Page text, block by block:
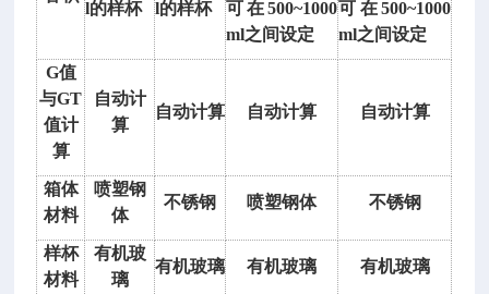
l的样杯 l的样杯
可在500~1000
ml之间设定
可在500~1000
ml之间设定
G值
与GT
值计
算
自动计
算
自动计算 自动计算 自动计算
箱体
材料
喷塑钢
体
不锈钢 喷塑钢体 不锈钢
样杯
材料
有机玻
璃
有机玻璃 有机玻璃 有机玻璃